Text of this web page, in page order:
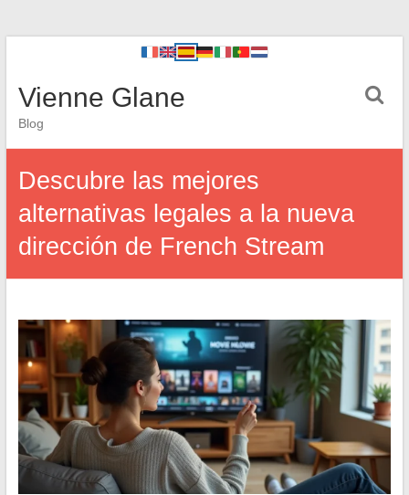
Vienne Glane
Blog
Descubre las mejores
alternativas legales a la nueva
dirección de French Stream